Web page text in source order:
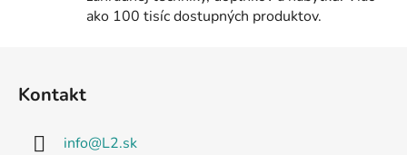
u
ako 100 tisíc dostupných produktov.
Kontakt
info@L2.sk